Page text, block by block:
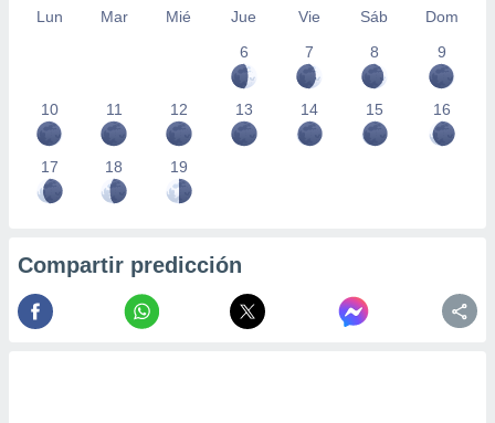
Lun Mar Mié Jue Vie Sáb
Dom
6
7 8 9
10 11 12 13 14 15 16
17 18 19
Compartir predicción